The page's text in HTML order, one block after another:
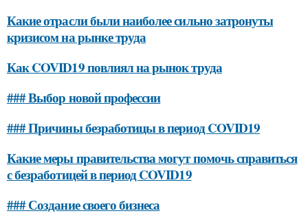
Какие отрасли были наиболее сильно затронуты
кризисом на рынке труда
Как COVID19 повлиял на рынок труда
### Выбор новой профессии
### Причины безработицы в период COVID19
Какие меры правительства могут помочь справиться
с безработицей в период COVID19
### Создание своего бизнеса